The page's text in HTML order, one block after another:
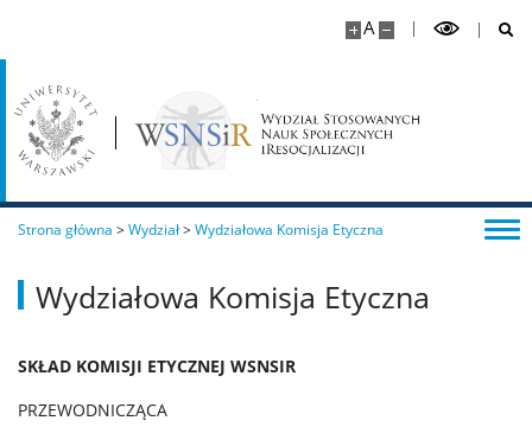
A
Strona główna >Wydział>Wydziałowa Komisja Etyczna
Wydziałowa Komisja Etyczna
SKŁAD KOMISJI ETYCZNEJ WSNSIR
PRZEWODNICZĄCA